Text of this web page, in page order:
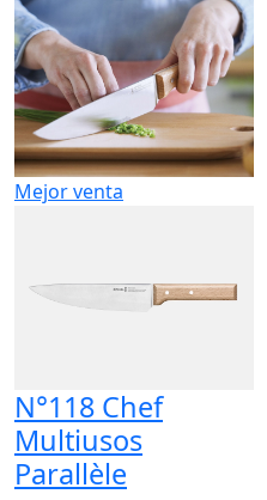
Mejor venta
N°118 Chef
Multiusos
Parallèle